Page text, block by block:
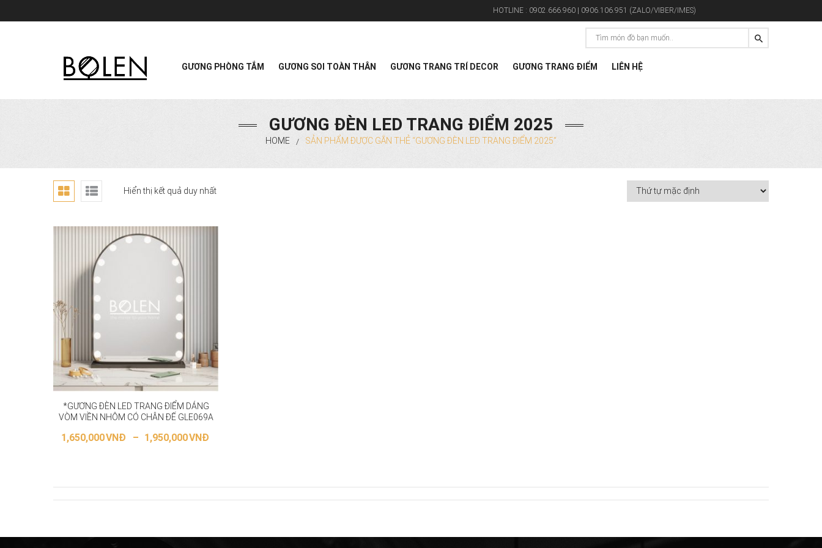
HOTLINE : 0902.666.960 | 0906.106.951 (ZALO/VIBER/IMES)
GƯƠNG PHÒNG TẮM GƯƠNG SOI TOÀN THÂN GƯƠNG TRANG TRÍ DECOR GƯƠNG TRANG ĐIỂM LIÊN HỆ
GƯƠNG ĐÈN LED TRANG ĐIỂM 2025
HOME / SẢN PHẨM ĐƯỢC GẮN THẺ “GƯƠNG ĐÈN LED TRANG ĐIỂM 2025”
Hiển thị kết quả duy nhất
*GƯƠNG ĐÈN LED TRANG ĐIỂM DÁNG
VÒM VIỀN NHÔM CÓ CHÂN ĐẾ GLE069A
1,650,000VNĐ – 1,950,000VNĐ